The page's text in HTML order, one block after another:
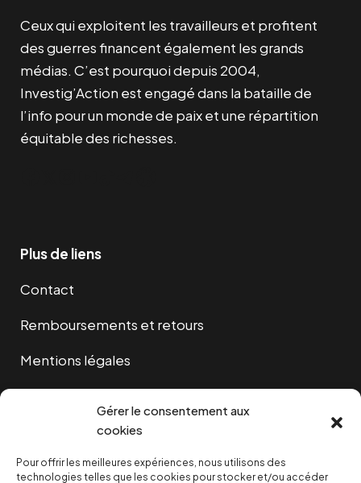
Gérer le consentement aux
cookies
Pour offrir les meilleures expériences, nous utilisons des
technologies telles que les cookies pour stocker et/ou accéder
Ceux qui exploitent les travailleurs et profitent
des guerres financent également les grands
médias. C’est pourquoi depuis 2004,
Investig’Action est engagé dans la bataille de
l’info pour un monde de paix et une répartition
équitable des richesses.
Plus de liens
Contact
Remboursements et retours
Mentions légales
NOUS SOUTENIR